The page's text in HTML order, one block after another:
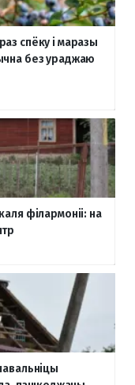
спёку і маразы
без ураджаю
філармоніі: на